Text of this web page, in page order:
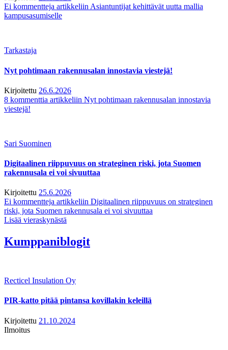
Ei kommentteja artikkeliin Asiantuntijat kehittävät uutta mallia
kampusasumiselle
Tarkastaja
Nyt pohtimaan rakennusalan innostavia viestejä!
Kirjoitettu 26.6.2026
8 kommenttia artikkeliin Nyt pohtimaan rakennusalan innostavia
viestejä!
Sari Suominen
Digitaalinen riippuvuus on strateginen riski, jota Suomen
rakennusala ei voi sivuuttaa
Kirjoitettu 25.6.2026
Ei kommentteja artikkeliin Digitaalinen riippuvuus on strateginen
riski, jota Suomen rakennusala ei voi sivuuttaa
Lisää vieraskynästä
Kumppaniblogit
Recticel Insulation Oy
PIR-katto pitää pintansa kovillakin keleillä
Kirjoitettu 21.10.2024
Ilmoitus